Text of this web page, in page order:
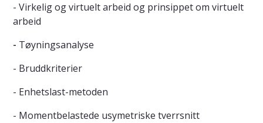
- Virkelig og virtuelt arbeid og prinsippet om virtuelt
arbeid
- Tøyningsanalyse
- Bruddkriterier
- Enhetslast-metoden
- Momentbelastede usymetriske tverrsnitt